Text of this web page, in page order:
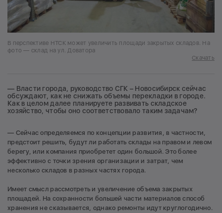
В перспективе НТСК может увеличить площади закрытых складов. На
фото — склад на ул. Доватора
Скачать
— Власти города, руководство СГК – Новосибирск сейчас
обсуждают, как не снижать объемы перекладки в городе.
Как в целом далее планируете развивать складское
хозяйство, чтобы оно соответствовало таким задачам?
— Сейчас определяемся по концепции развития, в частности,
предстоит решить, будут ли работать склады на правом и левом
берегу, или компания приобретет один большой. Это более
эффективно с точки зрения организации и затрат, чем
несколько складов в разных частях города.
Имеет смысл рассмотреть и увеличение объема закрытых
площадей. На сохранности большей части материалов способ
хранения не сказывается, однако ремонты идут круглогодично.